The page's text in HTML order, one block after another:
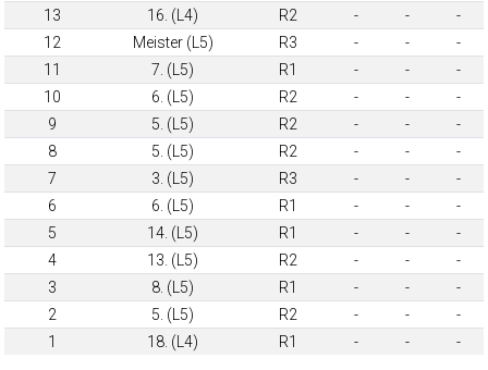
13
16. (L4) R2 - -
-
12
Meister (L5) R3 - -
-
11
7. (L5) R1 - -
-
10
6. (L5) R2 - -
-
9
5. (L5) R2 - -
-
8
5. (L5) R2 - -
-
7
3. (L5) R3 - -
-
6
6. (L5) R1 - -
-
5
14. (L5) R1 - -
-
4
13. (L5) R2 - -
-
3
8. (L5) R1 - -
-
2
5. (L5) R2 - -
-
1
18. (L4) R1 - - -